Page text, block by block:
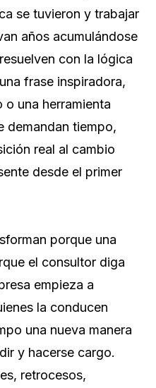
se tuvieron y trabajar
años acumulándose
con la lógica
frase inspiradora,
una herramienta
demandan tiempo,
real al cambio
desde el primer
porque una
el consultor diga
empieza a
la conducen
una nueva manera
y hacerse cargo.
retrocesos,